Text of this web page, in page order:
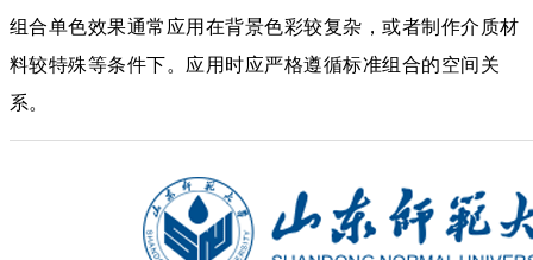
组合单色效果通常应用在背景色彩较复杂，或者制作介质材
料较特殊等条件下。应用时应严格遵循标准组合的空间关
系。